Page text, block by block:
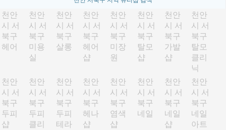
천안
시 서
북구
헤어
천안
시 서
북구
미용
실
천안
시 서
북구
살롱
천안
시 서
북구
헤어
샵
천안
시 서
북구
미장
원
천안
시 서
북구
탈모
샵
천안
시 서
북구
가발
샵
천안
시 서
북구
탈모
클리
닉
천안
시 서
북구
두피
샵
천안
시 서
북구
두피
클리
천안
시 서
북구
두피
테라
천안
시 서
북구
헤나
샵
천안
시 서
북구
염색
샵
천안
시 서
북구
네일
천안
시 서
북구
네일
샵
천안
시 서
북구
네일
아트